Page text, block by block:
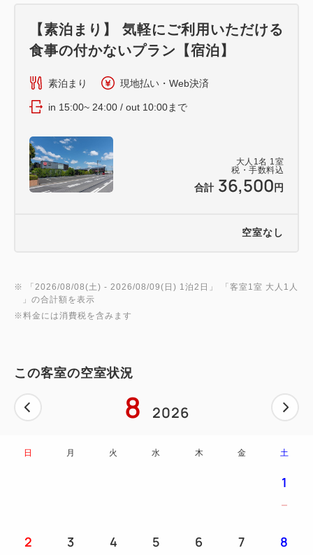
●同伴可能な愛犬は下記の通りです。
・小型犬の場合 最大3匹まで
※人や他の犬への噛み癖などがある攻撃的な性格の
場合は、同伴をご遠慮いただきます。
・1匹目：室料に含む
・2匹目以降1匹につき：1,000円
●愛犬用設備
キッチン付部屋タイプをご希望の方は「メゾネット
スイート」と記載の客室タイプをお選び下さい。
【設備・サービス】
・ラグジャリーバス
大人 1 名 1 室
税・手数料込
合計 36,500円
【素泊まり】 気軽にご利用いただける
食事の付かないプラン【宿泊】
素泊まり 現地払い・Web決済
in 15:00~ 24:00 / out 10:00まで
空室なし
※ 「 2026/08/08(土) - 2026/08/09(日) 1泊2日 」 「客室1室 大人1人
」の合計額を表示
※料金には消費税を含みます
この客室の空室状況
8 2026
日 月 火 水 木 金 土
1
2 3 4 5 6 7 8